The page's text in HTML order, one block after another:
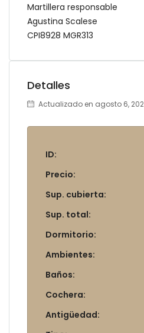
Martillera responsable
Agustina Scalese
CPI8928 MGR313
Detalles
Actualizado en agosto 6,
ID:
Precio:
Sup. cubierta:
Sup. total:
Dormitorio:
Ambientes:
Baños:
Cochera:
Antigüedad: